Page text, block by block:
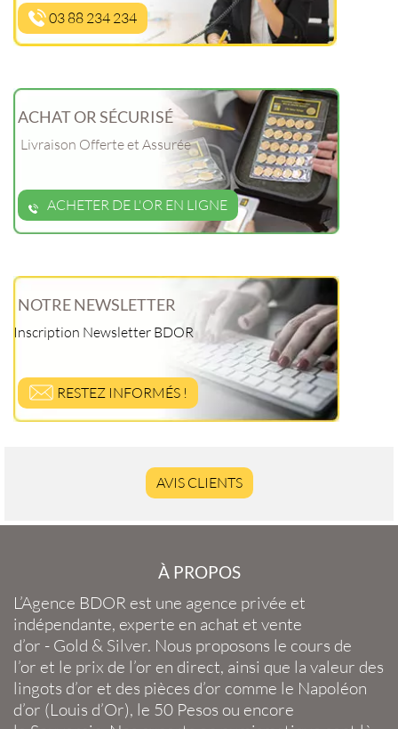
03 88 234 234
ACHAT OR SÉCURISÉ
Livraison Offerte et Assurée
ACHETER DE L'OR EN LIGNE
NOTRE NEWSLETTER
Inscription Newsletter BDOR
RESTEZ INFORMÉS !
AVIS CLIENTS
À PROPOS
L’Agence BDOR est une agence privée et
indépendante, experte en achat et vente
d’or - Gold & Silver. Nous proposons le cours de
l’or et le prix de l’or en direct, ainsi que la valeur des
lingots d’or et des pièces d’or comme le Napoléon
d’or (Louis d’Or), le 50 Pesos ou encore